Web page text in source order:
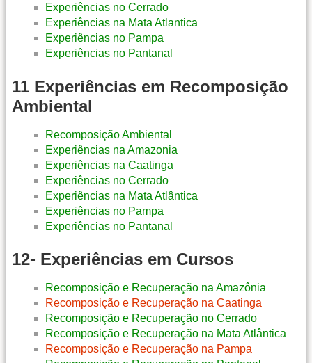
Experiências no Cerrado
Experiências na Mata Atlantica
Experiências no Pampa
Experiências no Pantanal
11 Experiências em Recomposição
Ambiental
Recomposição Ambiental
Experiências na Amazonia
Experiências na Caatinga
Experiências no Cerrado
Experiências na Mata Atlântica
Experiências no Pampa
Experiências no Pantanal
12- Experiências em Cursos
Recomposição e Recuperação na Amazônia
Recomposição e Recuperação na Caatinga
Recomposição e Recuperação no Cerrado
Recomposição e Recuperação na Mata Atlântica
Recomposição e Recuperação na Pampa